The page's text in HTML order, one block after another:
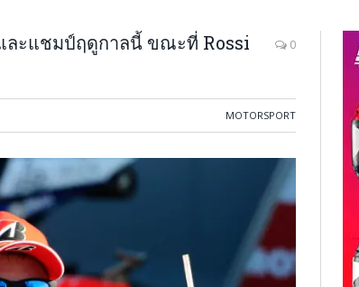
ละแชมป์ฤดูกาลนี้ ขณะที่ Rossi
0
MOTORSPORT